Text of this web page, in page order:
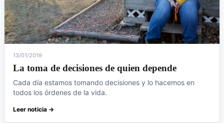
13/01/2019
La toma de decisiones de quien depende
Cada día estamos tomando decisiones y lo hacemos en
todos los órdenes de la vida.
Leer noticia →